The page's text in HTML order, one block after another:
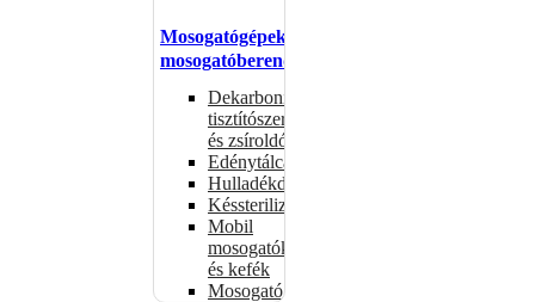
Mosogatógépek,
mosogatóberendezések
Dekarbonizáló
tisztítószerek
és zsíroldók
Edénytálcák
Hulladékdarálók
Késsterilizátorok
Mobil
mosogatók
és kefék
Mosogatógépkosarak